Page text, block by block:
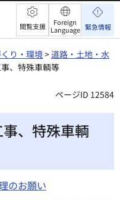
閲覧支援
Foreign
Language 緊急情報
り・環境>道路・土地・水
、特殊車輌等
ページID 12584
、特殊車輌
のお願い